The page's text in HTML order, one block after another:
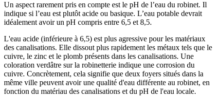
Un aspect rarement pris en compte est le pH de l’eau du robinet. Il
indique si l’eau est plutôt acide ou basique. L’eau potable devrait
idéalement avoir un pH compris entre 6,5 et 8,5.
L'eau acide (inférieure à 6,5) est plus agressive pour les matériaux
des canalisations. Elle dissout plus rapidement les métaux tels que le
cuivre, le zinc et le plomb présents dans les canalisations. Une
coloration verdâtre sur la robinetterie indique une corrosion du
cuivre. Concrètement, cela signifie que deux foyers situés dans la
même ville peuvent avoir une qualité d'eau différente au robinet, en
fonction du matériau des canalisations et du pH de l'eau locale.